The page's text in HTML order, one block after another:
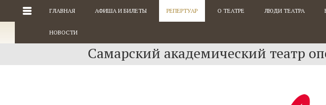
ГЛАВНАЯ АФИША И БИЛЕТЫ РЕПЕРТУАР О ТЕАТРЕ ЛЮДИ ТЕАТРА
НОВОСТИ
Самарский академический театр